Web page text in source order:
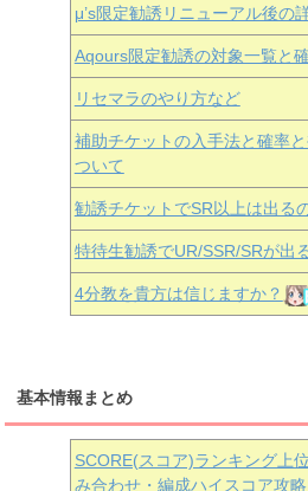
μ’s限定勧誘リニューアル後の
Aqours限定勧誘の対象一覧と
リセマラのやり方など
補助チケットの入手法と確率
ついて
勧誘チケットでSR以上は出る
特待生勧誘でUR/SSR/SRが出
4分教を貴方は信じますか？
基本情報まとめ
SCORE(スコア)ランキング上
み合わせ・編成ハイスコア攻略